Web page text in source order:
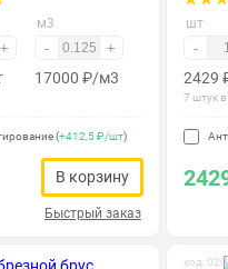
+
м3
- +
17000 ₽/м3
(+412,5 ₽/шт)
В корзину
Быстрый заказ
шт
-
2429
7 штук
код: